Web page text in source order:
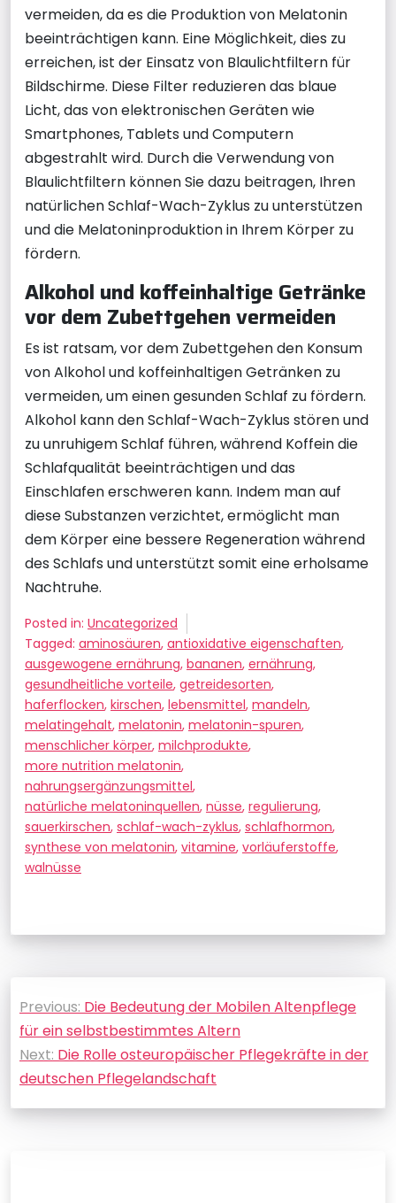
vermeiden, da es die Produktion von Melatonin
beeinträchtigen kann. Eine Möglichkeit, dies zu
erreichen, ist der Einsatz von Blaulichtfiltern für
Bildschirme. Diese Filter reduzieren das blaue
Licht, das von elektronischen Geräten wie
Smartphones, Tablets und Computern
abgestrahlt wird. Durch die Verwendung von
Blaulichtfiltern können Sie dazu beitragen, Ihren
natürlichen Schlaf-Wach-Zyklus zu unterstützen
und die Melatoninproduktion in Ihrem Körper zu
fördern.
Alkohol und koffeinhaltige Getränke
vor dem Zubettgehen vermeiden
Es ist ratsam, vor dem Zubettgehen den Konsum
von Alkohol und koffeinhaltigen Getränken zu
vermeiden, um einen gesunden Schlaf zu fördern.
Alkohol kann den Schlaf-Wach-Zyklus stören und
zu unruhigem Schlaf führen, während Koffein die
Schlafqualität beeinträchtigen und das
Einschlafen erschweren kann. Indem man auf
diese Substanzen verzichtet, ermöglicht man
dem Körper eine bessere Regeneration während
des Schlafs und unterstützt somit eine erholsame
Nachtruhe.
Posted in: Uncategorized
Tagged: aminosäuren, antioxidative eigenschaften,
ausgewogene ernährung, bananen, ernährung,
gesundheitliche vorteile, getreidesorten,
haferflocken, kirschen, lebensmittel, mandeln,
melatingehalt, melatonin, melatonin-spuren,
menschlicher körper, milchprodukte,
more nutrition melatonin,
nahrungsergänzungsmittel,
natürliche melatoninquellen, nüsse, regulierung,
sauerkirschen, schlaf-wach-zyklus, schlafhormon,
synthese von melatonin, vitamine, vorläuferstoffe,
walnüsse
Beitragsnavigation
Previous: Die Bedeutung der Mobilen Altenpflege
für ein selbstbestimmtes Altern
Next: Die Rolle osteuropäischer Pflegekräfte in der
deutschen Pflegelandschaft